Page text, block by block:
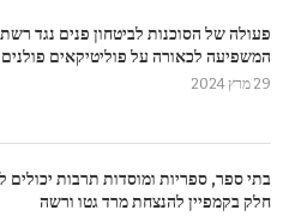
פעולה של הסוכנות לביטחון פנים נגד
המשפיעה לכאורה על פוליטיקאים פולנים
29 מרץ 2024
בתי ספר, ספריות ומוסדות תרבות יכולים
חלק בקמפיין להנצחת מרד גטו ורשה